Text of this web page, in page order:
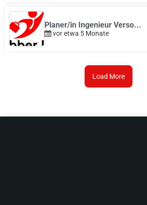
Planer/in Ingenieur Verso...
vor etwa 5 Monate
Load More